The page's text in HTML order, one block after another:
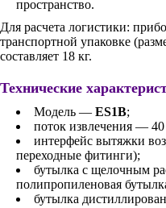
пространство.
Для расчета логистики:
транспортной упаковке
составляет 18 кг.
Технические
Модель — ES1В;
поток извлечения —
интерфейс вытяжки
переходные фитинги);
бутылка с щелочным
полипропиленовая
бутылка